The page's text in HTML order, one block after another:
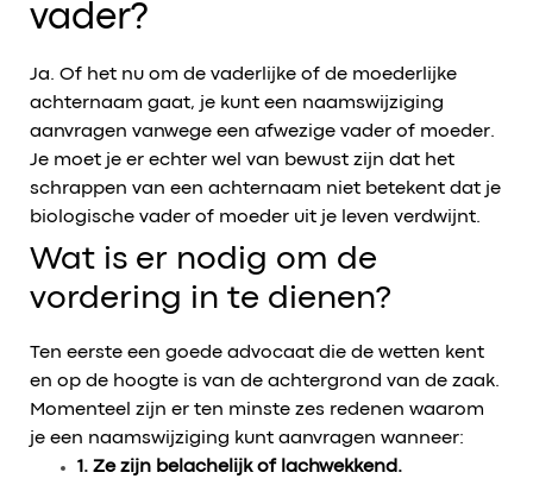
vader?
Ja. Of het nu om de vaderlijke of de moederlijke
achternaam gaat, je kunt een naamswijziging
aanvragen vanwege een afwezige vader of moeder.
Je moet je er echter wel van bewust zijn dat het
schrappen van een achternaam niet betekent dat je
biologische vader of moeder uit je leven verdwijnt.
Wat is er nodig om de
vordering in te dienen?
Ten eerste een goede advocaat die de wetten kent
en op de hoogte is van de achtergrond van de zaak.
Momenteel zijn er ten minste zes redenen waarom
je een naamswijziging kunt aanvragen wanneer:
1. Ze zijn belachelijk of lachwekkend.